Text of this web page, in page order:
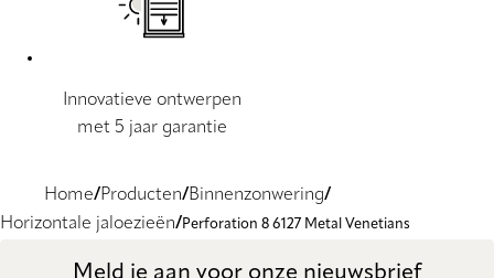
Innovatieve ontwerpen
met 5 jaar garantie
Home Producten Binnenzonwering
Horizontale jaloezieën
Perforation 8 6127 Metal Venetians
Meld je aan voor onze nieuwsbrief